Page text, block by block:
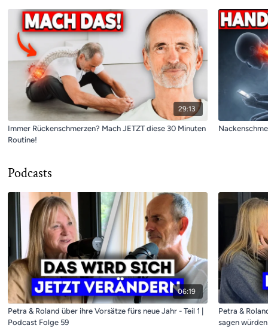
29:13
Immer Rückenschmerzen? Mach JETZT diese 30 Minuten
Routine!
Podcasts
06:19
Petra & Roland über ihre Vorsätze fürs neue Jahr - Teil 1 |
Podcast Folge 59
Petra &
sagen